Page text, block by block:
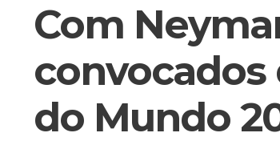
Com
convocados
do Mundo